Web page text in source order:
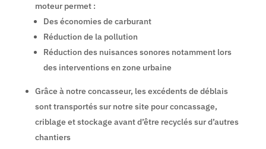
moteur permet :
Des économies de carburant
Réduction de la pollution
Réduction des nuisances sonores notamment lors
des interventions en zone urbaine
Grâce à notre concasseur, les excédents de déblais
sont transportés sur notre site pour concassage,
criblage et stockage avant d’être recyclés sur d’autres
chantiers